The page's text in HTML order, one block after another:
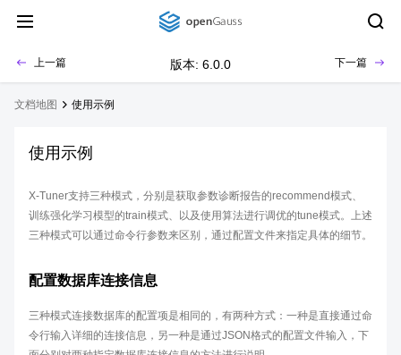
上一篇 版本: 6.0.0 下一篇
文档地图 使用示例
使用示例
X-Tuner支持三种模式，分别是获取参数诊断报告的recommend模式、
训练强化学习模型的train模式、以及使用算法进行调优的tune模式。上述
三种模式可以通过命令行参数来区别，通过配置文件来指定具体的细节。
配置数据库连接信息
三种模式连接数据库的配置项是相同的，有两种方式：一种是直接通过命
令行输入详细的连接信息，另一种是通过JSON格式的配置文件输入，下